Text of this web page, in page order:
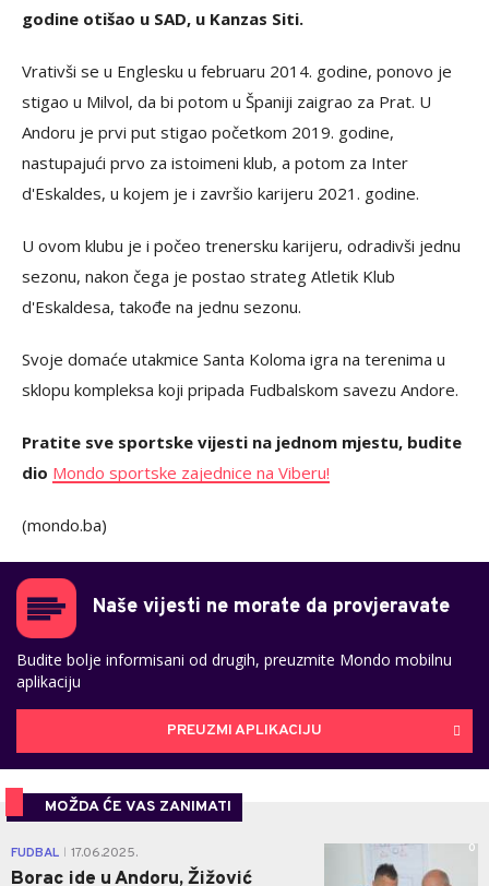
godine otišao u SAD, u Kanzas Siti.
Vrativši se u Englesku u februaru 2014. godine, ponovo je
stigao u Milvol, da bi potom u Španiji zaigrao za Prat. U
Andoru je prvi put stigao početkom 2019. godine,
nastupajući prvo za istoimeni klub, a potom za Inter
d'Eskaldes, u kojem je i završio karijeru 2021. godine.
U ovom klubu je i počeo trenersku karijeru, odradivši jednu
sezonu, nakon čega je postao strateg Atletik Klub
d'Eskaldesa, takođe na jednu sezonu.
Svoje domaće utakmice Santa Koloma igra na terenima u
sklopu kompleksa koji pripada Fudbalskom savezu Andore.
Pratite sve sportske vijesti na jednom mjestu, budite
dio Mondo sportske zajednice na Viberu!
(mondo.ba)
Naše vijesti ne morate da provjeravate
Budite bolje informisani od drugih, preuzmite Mondo mobilnu
aplikaciju
PREUZMI APLIKACIJU
MOŽDA ĆE VAS ZANIMATI
FUDBAL 17.06.2025.
Borac ide u Andoru, Žižović
0